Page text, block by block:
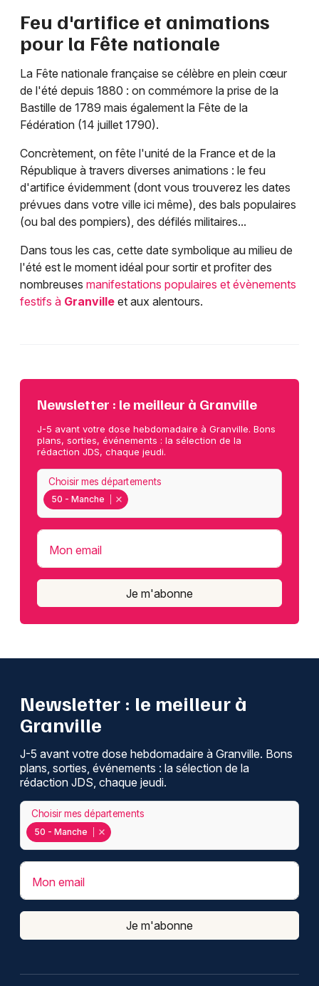
Feu d'artifice et animations
pour la Fête nationale
La Fête nationale française se célèbre en plein cœur
de l'été depuis 1880 : on commémore la prise de la
Bastille de 1789 mais également la Fête de la
Fédération (14 juillet 1790).
Concrètement, on fête l'unité de la France et de la
République à travers diverses animations : le feu
d'artifice évidemment (dont vous trouverez les dates
prévues dans votre ville ici même), des bals populaires
(ou bal des pompiers), des défilés militaires...
Dans tous les cas, cette date symbolique au milieu de
l'été est le moment idéal pour sortir et profiter des
nombreuses manifestations populaires et évènements
festifs à Granville et aux alentours.
Newsletter : le meilleur à Granville
J-5 avant votre dose hebdomadaire à Granville. Bons
plans, sorties, événements : la sélection de la
rédaction JDS, chaque jeudi.
50 - Manche
Choisir mes départements
Mon email
Je m'abonne
Newsletter : le meilleur à
Granville
J-5 avant votre dose hebdomadaire à Granville. Bons
plans, sorties, événements : la sélection de la
rédaction JDS, chaque jeudi.
50 - Manche
Choisir mes départements
Mon email
Je m'abonne